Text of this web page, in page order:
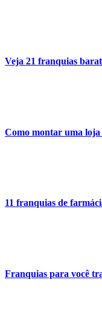
Veja 21 franquias
Como montar uma loja
11 franquias de
Franquias para você